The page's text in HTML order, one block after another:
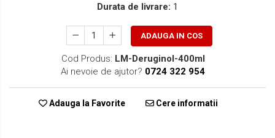
Durata de livrare: 1
ADAUGA IN COS
Cod Produs: LM-Deruginol-400ml
Ai nevoie de ajutor? 0724 322 954
Adauga la Favorite Cere informatii